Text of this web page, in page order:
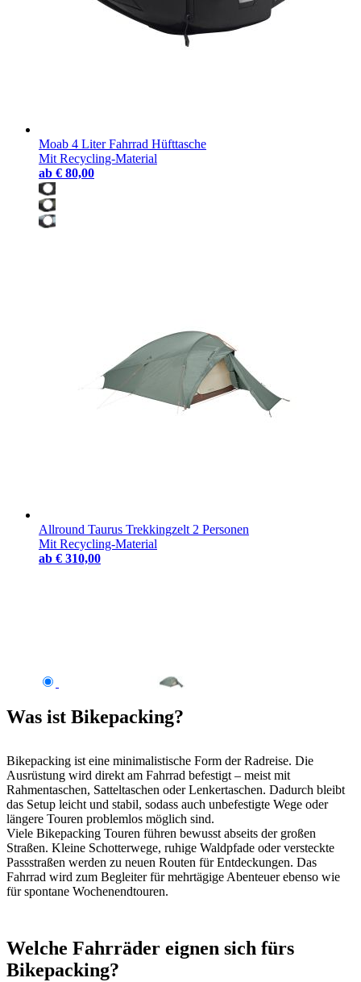
Moab 4 Liter Fahrrad Hüfttasche
Mit Recycling-Material
ab € 80,00
Allround Taurus Trekkingzelt 2 Personen
Mit Recycling-Material
ab € 310,00
Was ist Bikepacking?
Bikepacking ist eine minimalistische Form der Radreise. Die
Ausrüstung wird direkt am Fahrrad befestigt – meist mit
Rahmentaschen, Satteltaschen oder Lenkertaschen. Dadurch bleibt
das Setup leicht und stabil, sodass auch unbefestigte Wege oder
längere Touren problemlos möglich sind.
Viele Bikepacking Touren führen bewusst abseits der großen
Straßen. Kleine Schotterwege, ruhige Waldpfade oder versteckte
Passstraßen werden zu neuen Routen für Entdeckungen. Das
Fahrrad wird zum Begleiter für mehrtägige Abenteuer ebenso wie
für spontane Wochenendtouren.
Welche Fahrräder eignen sich fürs
Bikepacking?